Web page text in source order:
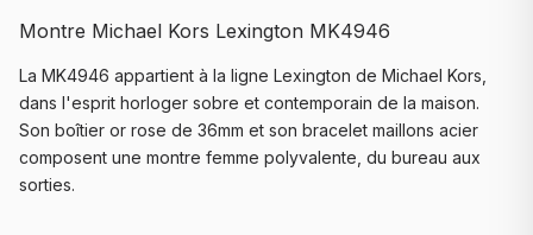
Montre Michael Kors Lexington MK4946
La MK4946 appartient à la ligne Lexington de Michael Kors,
dans l'esprit horloger sobre et contemporain de la maison.
Son boîtier or rose de 36mm et son bracelet maillons acier
composent une montre femme polyvalente, du bureau aux
sorties.